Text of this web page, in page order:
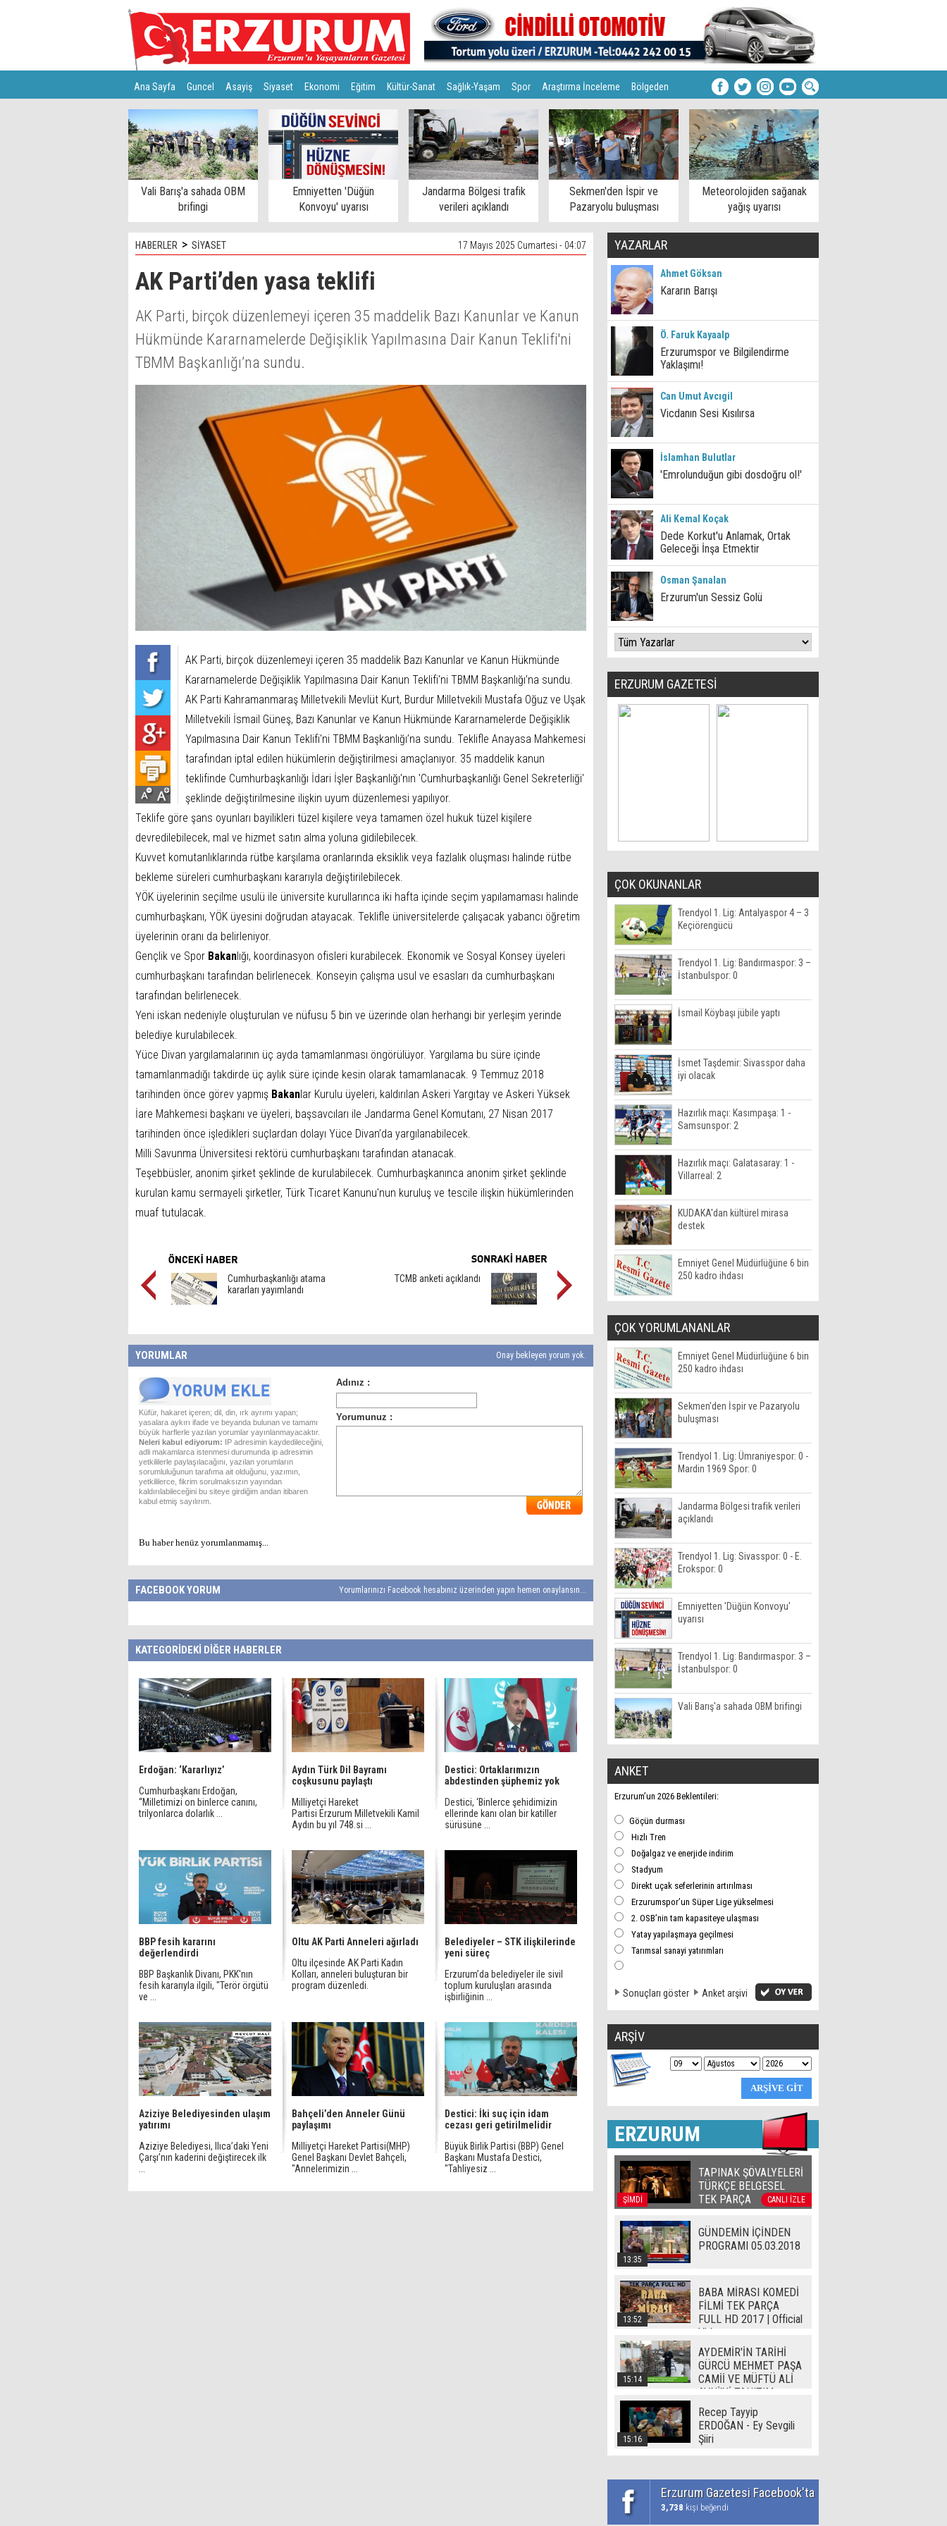
Ana Sayfa Guncel Asayiş Siyaset Ekonomi Eğitim Kültür-Sanat Sağlık-Yaşam Spor Araştırma İnceleme Bölgeden
Teknoloji
Vali Barış'a sahada OBM
brifingi
Emniyetten 'Düğün
Konvoyu' uyarısı
Jandarma Bölgesi trafik
verileri açıklandı
Sekmen'den İspir ve
Pazaryolu buluşması
Meteorolojiden sağanak
yağış uyarısı
HABERLER > SİYASET 17 Mayıs 2025 Cumartesi - 04:07
AK Parti’den yasa teklifi
AK Parti, birçok düzenlemeyi içeren 35 maddelik Bazı Kanunlar ve Kanun
Hükmünde Kararnamelerde Değişiklik Yapılmasına Dair Kanun Teklifi'ni
TBMM Başkanlığı’na sundu.
AK Parti, birçok düzenlemeyi içeren 35 maddelik Bazı Kanunlar ve Kanun Hükmünde
Kararnamelerde Değişiklik Yapılmasına Dair Kanun Teklifi'ni TBMM Başkanlığı’na sundu.
AK Parti Kahramanmaraş Milletvekili Mevlüt Kurt, Burdur Milletvekili Mustafa Oğuz ve Uşak
Milletvekili İsmail Güneş, Bazı Kanunlar ve Kanun Hükmünde Kararnamelerde Değişiklik
Yapılmasına Dair Kanun Teklifi'ni TBMM Başkanlığı’na sundu. Teklifle Anayasa Mahkemesi
tarafından iptal edilen hükümlerin değiştirilmesi amaçlanıyor. 35 maddelik kanun
teklifinde Cumhurbaşkanlığı İdari İşler Başkanlığı'nın 'Cumhurbaşkanlığı Genel Sekreterliği'
şeklinde değiştirilmesine ilişkin uyum düzenlemesi yapılıyor.
Teklife göre şans oyunları bayilikleri tüzel kişilere veya tamamen özel hukuk tüzel kişilere
devredilebilecek, mal ve hizmet satın alma yoluna gidilebilecek.
Kuvvet komutanlıklarında rütbe karşılama oranlarında eksiklik veya fazlalık oluşması halinde rütbe
bekleme süreleri cumhurbaşkanı kararıyla değiştirilebilecek.
YÖK üyelerinin seçilme usulü ile üniversite kurullarınca iki hafta içinde seçim yapılamaması halinde
cumhurbaşkanı, YÖK üyesini doğrudan atayacak. Teklifle üniversitelerde çalışacak yabancı öğretim
üyelerinin oranı da belirleniyor.
Gençlik ve Spor Bakanlığı, koordinasyon ofisleri kurabilecek. Ekonomik ve Sosyal Konsey üyeleri
cumhurbaşkanı tarafından belirlenecek. Konseyin çalışma usul ve esasları da cumhurbaşkanı
tarafından belirlenecek.
Yeni iskan nedeniyle oluşturulan ve nüfusu 5 bin ve üzerinde olan herhangi bir yerleşim yerinde
belediye kurulabilecek.
Yüce Divan yargılamalarının üç ayda tamamlanması öngörülüyor. Yargılama bu süre içinde
tamamlanmadığı takdirde üç aylık süre içinde kesin olarak tamamlanacak. 9 Temmuz 2018
tarihinden önce görev yapmış Bakanlar Kurulu üyeleri, kaldırılan Askeri Yargıtay ve Askeri Yüksek
İare Mahkemesi başkanı ve üyeleri, başsavcıları ile Jandarma Genel Komutanı, 27 Nisan 2017
tarihinden önce işledikleri suçlardan dolayı Yüce Divan’da yargılanabilecek.
Milli Savunma Üniversitesi rektörü cumhurbaşkanı tarafından atanacak.
Teşebbüsler, anonim şirket şeklinde de kurulabilecek. Cumhurbaşkanınca anonim şirket şeklinde
kurulan kamu sermayeli şirketler, Türk Ticaret Kanunu'nun kuruluş ve tescile ilişkin hükümlerinden
muaf tutulacak.
Cumhurbaşkanlığı atama
kararları yayımlandı
TCMB anketi açıklandı
YORUMLAR Onay bekleyen yorum yok.
Küfür, hakaret içeren; dil, din, ırk ayrımı yapan;
yasalara aykırı ifade ve beyanda bulunan ve tamamı
büyük harflerle yazılan yorumlar yayınlanmayacaktır.
Neleri kabul ediyorum: IP adresimin kaydedileceğini,
adli makamlarca istenmesi durumunda ip adresimin
yetkililerle paylaşılacağını, yazılan yorumların
sorumluluğunun tarafıma ait olduğunu, yazımın,
yetkililerce, fikrim sorulmaksızın yayından
kaldırılabileceğini bu siteye girdiğim andan itibaren
kabul etmiş sayılırım.
Bu haber henüz yorumlanmamış...
FACEBOOK YORUM Yorumlarınızı Facebook hesabınız üzerinden yapın hemen onaylansın...
KATEGORİDEKİ DİĞER HABERLER
Erdoğan: ‘Kararlıyız’
Cumhurbaşkanı Erdoğan,
“Milletimizi on binlerce canını,
trilyonlarca dolarlık ...
Aydın Türk Dil Bayramı
coşkusunu paylaştı
Milliyetçi Hareket
Partisi Erzurum Milletvekili Kamil
Aydın bu yıl 748.si ...
Destici: Ortaklarımızın
abdestinden şüphemiz yok
Destici, ‘Binlerce şehidimizin
ellerinde kanı olan bir katiller
sürüsüne ...
BBP fesih kararını
değerlendirdi
BBP Başkanlık Divanı, PKK'nın
fesih kararıyla ilgili, "Terör örgütü
ve ...
Oltu AK Parti Anneleri ağırladı
Oltu ilçesinde AK Parti Kadın
Kolları, anneleri buluşturan bir
program düzenledi.
Belediyeler – STK ilişkilerinde
yeni süreç
Erzurum’da belediyeler ile sivil
toplum kuruluşları arasında
işbirliğinin ...
Aziziye Belediyesinden ulaşım
yatırımı
Aziziye Belediyesi, Ilıca’daki Yeni
Çarşı’nın kaderini değiştirecek ilk
Bahçeli’den Anneler Günü
paylaşımı
Milliyetçi Hareket Partisi(MHP)
Genel Başkanı Devlet Bahçeli,
"Annelerimizin ...
Destici: İki suç için idam
cezası geri getirilmelidir
Büyük Birlik Partisi (BBP) Genel
Başkanı Mustafa Destici,
"Tahliyesiz ...
YAZARLAR
Ahmet Göksan
Kararın Barışı
Ö. Faruk Kayaalp
Erzurumspor ve Bilgilendirme
Yaklaşımı!
Can Umut Avcıgil
Vicdanın Sesi Kısılırsa
İslamhan Bulutlar
'Emrolunduğun gibi dosdoğru ol!'
Ali Kemal Koçak
Dede Korkut'u Anlamak, Ortak
Geleceği İnşa Etmektir
Osman Şanalan
Erzurum'un Sessiz Golü
ERZURUM GAZETESİ
ÇOK OKUNANLAR
Trendyol 1. Lig: Antalyaspor 4 – 3
Keçiörengücü
Trendyol 1. Lig: Bandırmaspor: 3 –
İstanbulspor: 0
İsmail Köybaşı jübile yaptı
İsmet Taşdemir: Sivasspor daha
iyi olacak
Hazırlık maçı: Kasımpaşa: 1 -
Samsunspor: 2
Hazırlık maçı: Galatasaray: 1 -
Villarreal: 2
KUDAKA'dan kültürel mirasa
destek
Emniyet Genel Müdürlüğüne 6 bin
250 kadro ihdası
ÇOK YORUMLANANLAR
Emniyet Genel Müdürlüğüne 6 bin
250 kadro ihdası
Sekmen'den İspir ve Pazaryolu
buluşması
Trendyol 1. Lig: Ümraniyespor: 0 -
Mardin 1969 Spor: 0
Jandarma Bölgesi trafik verileri
açıklandı
Trendyol 1. Lig: Sivasspor: 0 - E.
Erokspor: 0
Emniyetten 'Düğün Konvoyu'
uyarısı
Trendyol 1. Lig: Bandırmaspor: 3 –
İstanbulspor: 0
Vali Barış'a sahada OBM brifingi
ANKET
Erzurum’un 2026 Beklentileri:
Göçün durması
Hızlı Tren
Doğalgaz ve enerjide indirim
Stadyum
Direkt uçak seferlerinin artırılması
Erzurumspor’un Süper Lige yükselmesi
2. OSB’nin tam kapasiteye ulaşması
Yatay yapılaşmaya geçilmesi
Tarımsal sanayi yatırımları
Sonuçları göster Anket arşivi
ARŞİV
ERZURUM
ŞİMDİ CANLI İZLE
TAPINAK ŞÖVALYELERİ
TÜRKÇE BELGESEL
TEK PARÇA
13:35
GÜNDEMİN İÇİNDEN
PROGRAMI 05.03.2018
13:52
BABA MİRASI KOMEDİ
FİLMİ TEK PARÇA
FULL HD 2017 | Official
Video
15:14
AYDEMİR'İN TARİHİ
GÜRCÜ MEHMET PAŞA
CAMİİ VE MÜFTÜ ALİ
AVNİ'Yİ TANITIM
15:16
Recep Tayyip
ERDOĞAN - Ey Sevgili
Şiiri
Erzurum Gazetesi Facebook'ta
3,738 kişi beğendi